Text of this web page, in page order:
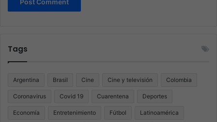
Tags
Argentina Brasil Cine Cine y televisión Colombia
Coronavirus Covid 19 Cuarentena Deportes
Economía Entretenimiento Fútbol Latinoamérica